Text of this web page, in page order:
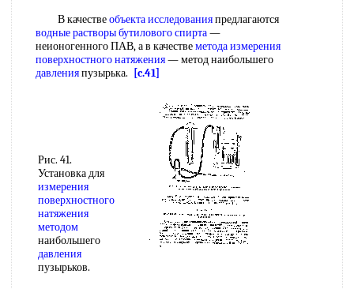
В качествеобъекта исследованияпредлагаются
водные растворыбутилового спирта—
неионогенного ПАВ, а в качествеметода измерения
поверхностного натяжения— метод наибольшего
давленияпузырька. [c.41]
Рис. 41.
Установка для
измерения
поверхностного
натяжения
методом
наибольшего
давления
пузырьков.